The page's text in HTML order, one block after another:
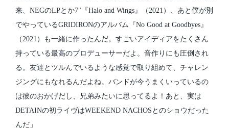
来、NEGのLPとか7"『Halo and Wings』（2021）、あと僕が別
でやっているGRIDIRONのアルバム『No Good at Goodbyes』
（2021）も一緒に作ったんだ。すごいアイディアをたくさん
持っている最高のプロデューサーだよ。音作りにも圧倒され
る。友達とツルんでいるような感覚で取り組めて、チャレン
ジングにもなれるんだよね。バンドが今うまくいっているの
は彼のおかげだし、兄弟みたいに思ってるよ！あと、実は
DETAINの初ライヴはWEEKEND NACHOSとのショウだった
んだ」